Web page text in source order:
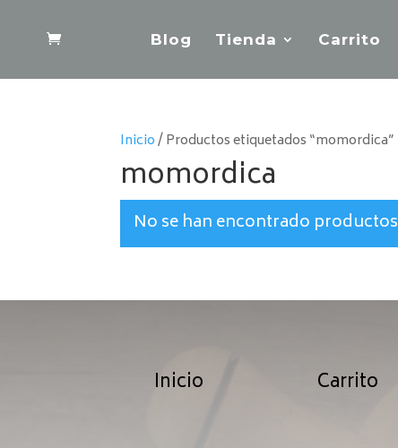
Blog Tienda Carrito
Inicio/ Productos etiquetados “momordica”
momordica
No se han encontrado
Inicio Carrito